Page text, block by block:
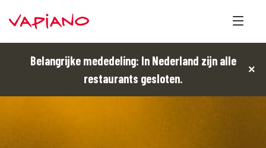
Belangrijke mededeling: In Nederland zijn alle
restaurants gesloten.
×